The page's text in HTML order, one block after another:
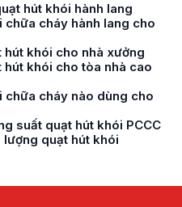
hút khói hành lang
chữa cháy hành lang cho
hút khói cho nhà xưởng
hút khói cho tòa nhà cao
chữa cháy nào dùng cho
suất quạt hút khói PCCC
lượng quạt hút khói